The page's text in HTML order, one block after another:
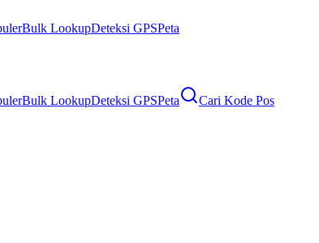
Bulk LookupDeteksi GPSPeta
Bulk LookupDeteksi GPSPeta Cari Kode Pos